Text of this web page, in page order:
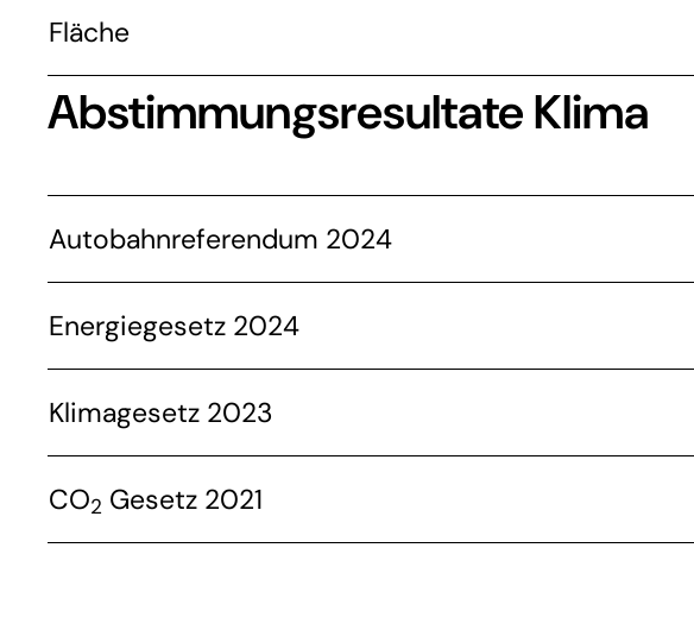
Fläche
Abstimmungsresultate Klima
Autobahnreferendum 2024
Energiegesetz 2024
Klimagesetz 2023
CO2 Gesetz 2021